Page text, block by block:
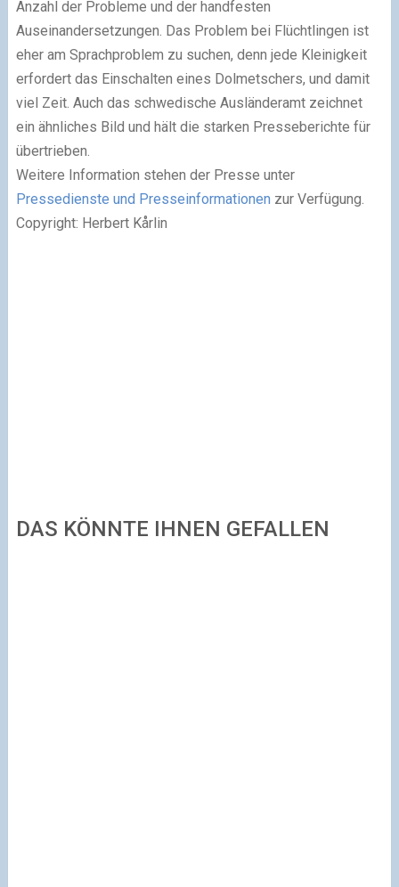
Anzahl der Probleme und der handfesten
Auseinandersetzungen. Das Problem bei Flüchtlingen ist
eher am Sprachproblem zu suchen, denn jede Kleinigkeit
erfordert das Einschalten eines Dolmetschers, und damit
viel Zeit. Auch das schwedische Ausländeramt zeichnet
ein ähnliches Bild und hält die starken Presseberichte für
übertrieben.
Weitere Information stehen der Presse unter
Pressedienste und Presseinformationen zur Verfügung.
Copyright: Herbert Kårlin
DAS KÖNNTE IHNEN GEFALLEN